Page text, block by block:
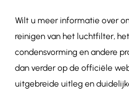
Wilt u meer informatie over
reinigen van het luchtfilter,
condensvorming en andere
dan verder op de officiële
uitgebreide uitleg en